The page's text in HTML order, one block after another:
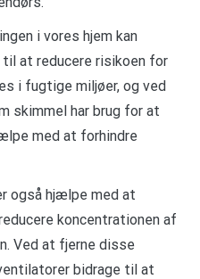
i vores hjem kan
at reducere risikoen for
i fugtige miljøer, og ved
skimmel har brug for at
med at forhindre
også hjælpe med at
koncentrationen af
Ved at fjerne disse
bidrage til at